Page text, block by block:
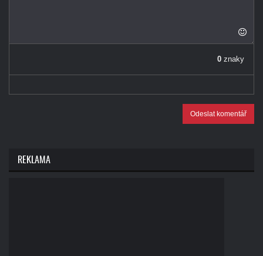
0 znaky
Odeslat komentář
REKLAMA